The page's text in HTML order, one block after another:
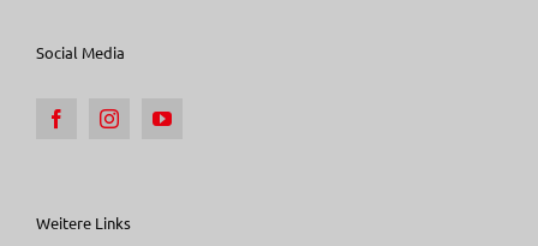
Social Media
Weitere Links